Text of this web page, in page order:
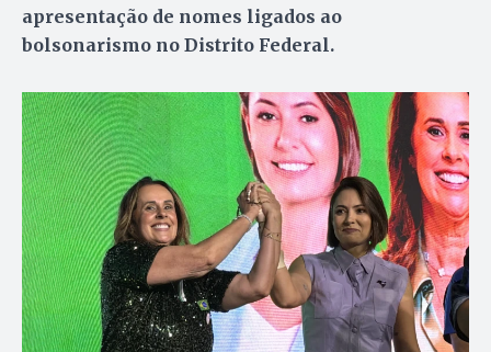
apresentação de nomes ligados ao
bolsonarismo no Distrito Federal.